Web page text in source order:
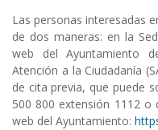
Las personas interesadas
de dos maneras: en la
web del Ayuntamiento
Atención a la Ciudadanía
de cita previa, que puede
500 800 extensión 1112
web del Ayuntamiento: